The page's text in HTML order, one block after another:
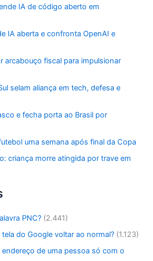
IA de código aberto em
IA aberta e confronta OpenAI e
arcabouço fiscal para impulsionar
selam aliança em tech, defesa e
e fecha porta ao Brasil por
uma semana após final da Copa
criança morre atingida por trave em
PNC? (2.441)
do Google voltar ao normal? (1.123)
de uma pessoa só com o